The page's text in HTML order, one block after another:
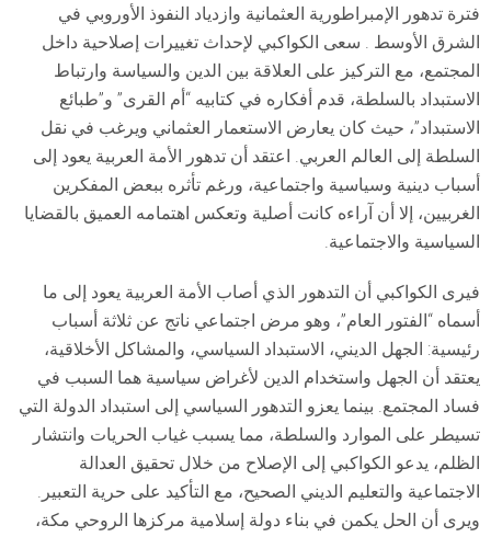
فترة تدهور الإمبراطورية العثمانية وازدياد النفوذ الأوروبي في
الشرق الأوسط . سعى الكواكبي لإحداث تغييرات إصلاحية داخل
المجتمع، مع التركيز على العلاقة بين الدين والسياسة وارتباط
الاستبداد بالسلطة، قدم أفكاره في كتابيه “أم القرى” و”طبائع
الاستبداد”، حيث كان يعارض الاستعمار العثماني ويرغب في نقل
السلطة إلى العالم العربي. اعتقد أن تدهور الأمة العربية يعود إلى
أسباب دينية وسياسية واجتماعية، ورغم تأثره ببعض المفكرين
الغربيين، إلا أن آراءه كانت أصلية وتعكس اهتمامه العميق بالقضايا
السياسية والاجتماعية.
فيرى الكواكبي أن التدهور الذي أصاب الأمة العربية يعود إلى ما
أسماه “الفتور العام”، وهو مرض اجتماعي ناتج عن ثلاثة أسباب
رئيسية: الجهل الديني، الاستبداد السياسي، والمشاكل الأخلاقية،
يعتقد أن الجهل واستخدام الدين لأغراض سياسية هما السبب في
فساد المجتمع. بينما يعزو التدهور السياسي إلى استبداد الدولة التي
تسيطر على الموارد والسلطة، مما يسبب غياب الحريات وانتشار
الظلم، يدعو الكواكبي إلى الإصلاح من خلال تحقيق العدالة
الاجتماعية والتعليم الديني الصحيح، مع التأكيد على حرية التعبير.
ويرى أن الحل يكمن في بناء دولة إسلامية مركزها الروحي مكة،